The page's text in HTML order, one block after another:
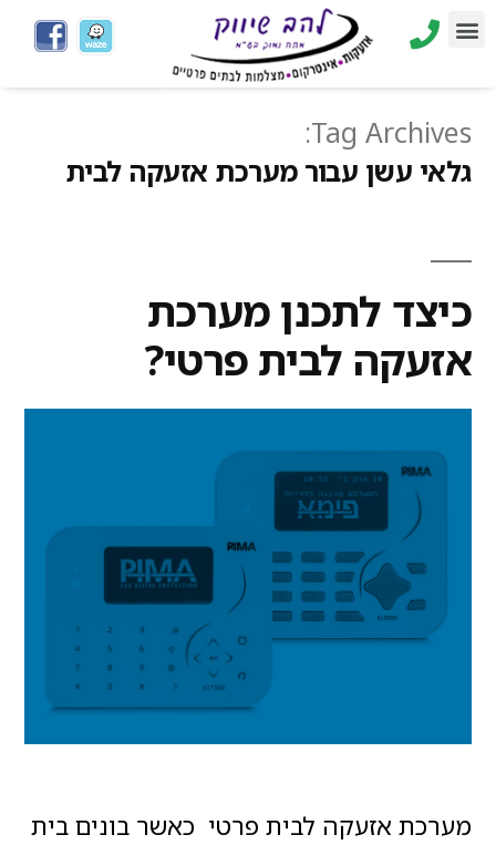
Tag Archives:
גלאי עשן עבור מערכת אזעקה לבית
כיצד לתכנן מערכת
אזעקה לבית פרטי?
מערכת אזעקה לבית פרטי כאשר בונים בית